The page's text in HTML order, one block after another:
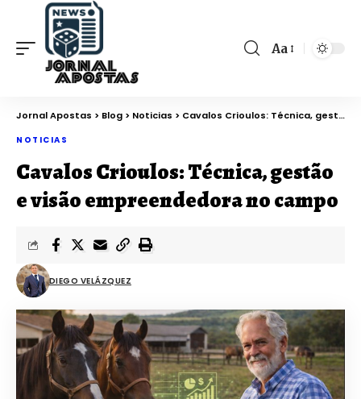
Aa
Jornal Apostas > Blog > Noticias > Cavalos Crioulos: Técnica, gestão e visão empreendedora no campo
NOTICIAS
Cavalos Crioulos: Técnica, gestão
e visão empreendedora no campo
DIEGO VELÁZQUEZ